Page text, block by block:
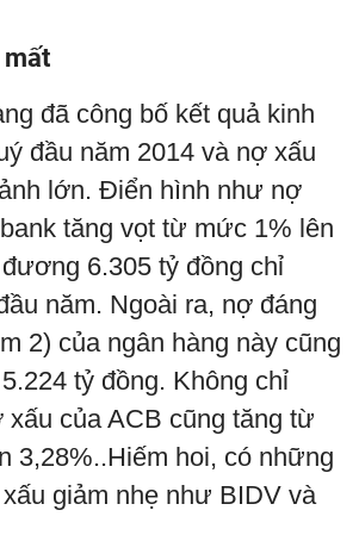
mất
đã công bố kết quả kinh
đầu năm 2014 và nợ xấu
lớn. Điển hình như nợ
tăng vọt từ mức 1% lên
6.305 tỷ đồng chỉ
năm. Ngoài ra, nợ đáng
2) của ngân hàng này cũng
tỷ đồng. Không chỉ
xấu của ACB cũng tăng từ
3,28%..Hiếm hoi, có những
giảm nhẹ như BIDV và